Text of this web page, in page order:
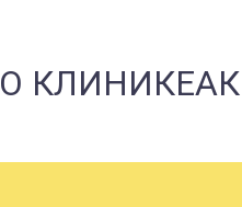
О КЛИНИКЕ